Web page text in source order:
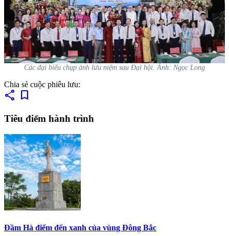
Các đại biểu chụp ảnh lưu niệm sau Đại hội. Ảnh: Ngọc Long
Chia sẻ cuộc phiêu lưu:
share bookmark
Tiêu điểm hành trình
Đầm Hà điểm đến xanh của vùng Đông Bắc